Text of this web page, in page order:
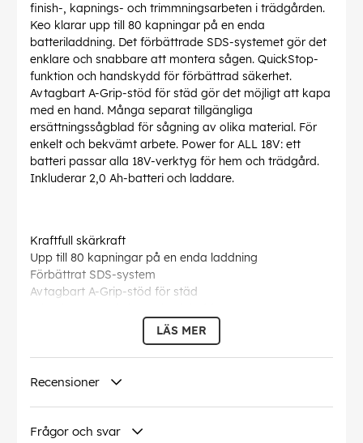
finish-, kapnings- och trimmningsarbeten i trädgården.
Keo klarar upp till 80 kapningar på en enda
batteriladdning. Det förbättrade SDS-systemet gör det
enklare och snabbare att montera sågen. QuickStop-
funktion och handskydd för förbättrad säkerhet.
Avtagbart A-Grip-stöd för städ gör det möjligt att kapa
med en hand. Många separat tillgängliga
ersättningssågblad för sågning av olika material. För
enkelt och bekvämt arbete. Power for ALL 18V: ett
batteri passar alla 18V-verktyg för hem och trädgård.
Inkluderar 2,0 Ah-batteri och laddare.
Kraftfull skärkraft
Upp till 80 kapningar på en enda laddning
Förbättrat SDS-system
Avtagbart A-Grip-stöd för städ
Denna text har översatts automatiskt, fel kan
förekomma.
3165140925907
EAN:
LÄS MER
Recensioner
Frågor och svar